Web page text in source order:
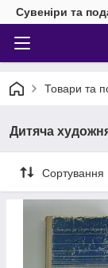
Сувеніри та
Товари та
Дитяча
Сортування